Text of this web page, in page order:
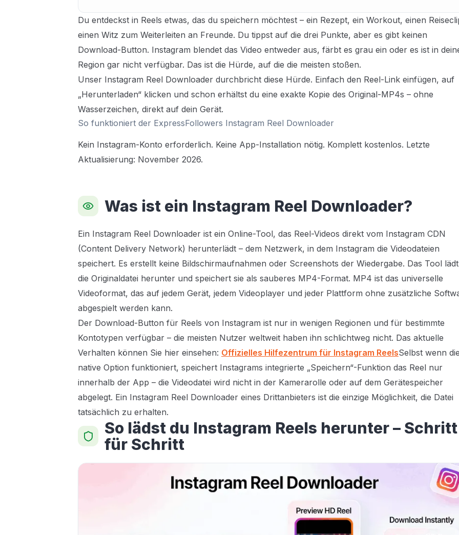
Du entdeckst in Reels etwas, das du speichern möchtest – ein Rezept, ein Workout, einen
einen Witz zum Weiterleiten an Freunde. Du tippst auf die drei Punkte, aber es gibt keinen
Download-Button. Instagram blendet das Video entweder aus, färbt es grau ein oder es ist in
Region gar nicht verfügbar. Das ist die Hürde, auf die die meisten stoßen.
Unser Instagram Reel Downloader durchbricht diese Hürde. Einfach den Reel-Link einfügen, auf
„Herunterladen“ klicken und schon erhältst du eine exakte Kopie des Original-MP4s – ohne
Wasserzeichen, direkt auf dein Gerät.
So funktioniert der ExpressFollowers Instagram Reel Downloader
Kein Instagram-Konto erforderlich. Keine App-Installation nötig. Komplett kostenlos. Letzte
Aktualisierung: November 2026.
Was ist ein Instagram Reel Downloader?
Ein Instagram Reel Downloader ist ein Online-Tool, das Reel-Videos direkt vom Instagram CDN
(Content Delivery Network) herunterlädt – dem Netzwerk, in dem Instagram die Videodateien
speichert. Es erstellt keine Bildschirmaufnahmen oder Screenshots der Wiedergabe. Das Tool lädt
die Originaldatei herunter und speichert sie als sauberes MP4-Format. MP4 ist das universelle
Videoformat, das auf jedem Gerät, jedem Videoplayer und jeder Plattform ohne zusätzliche
abgespielt werden kann.
Der Download-Button für Reels von Instagram ist nur in wenigen Regionen und für bestimmte
Kontotypen verfügbar – die meisten Nutzer weltweit haben ihn schlichtweg nicht. Das aktuelle
Verhalten können Sie hier einsehen: Offizielles Hilfezentrum für Instagram ReelsSelbst wenn
native Option funktioniert, speichert Instagrams integrierte „Speichern“-Funktion das Reel nur
innerhalb der App – die Videodatei wird nicht in der Kamerarolle oder auf dem Gerätespeicher
abgelegt. Ein Instagram Reel Downloader eines Drittanbieters ist die einzige Möglichkeit, die Datei
tatsächlich zu erhalten.
So lädst du Instagram Reels herunter – Schritt
für Schritt